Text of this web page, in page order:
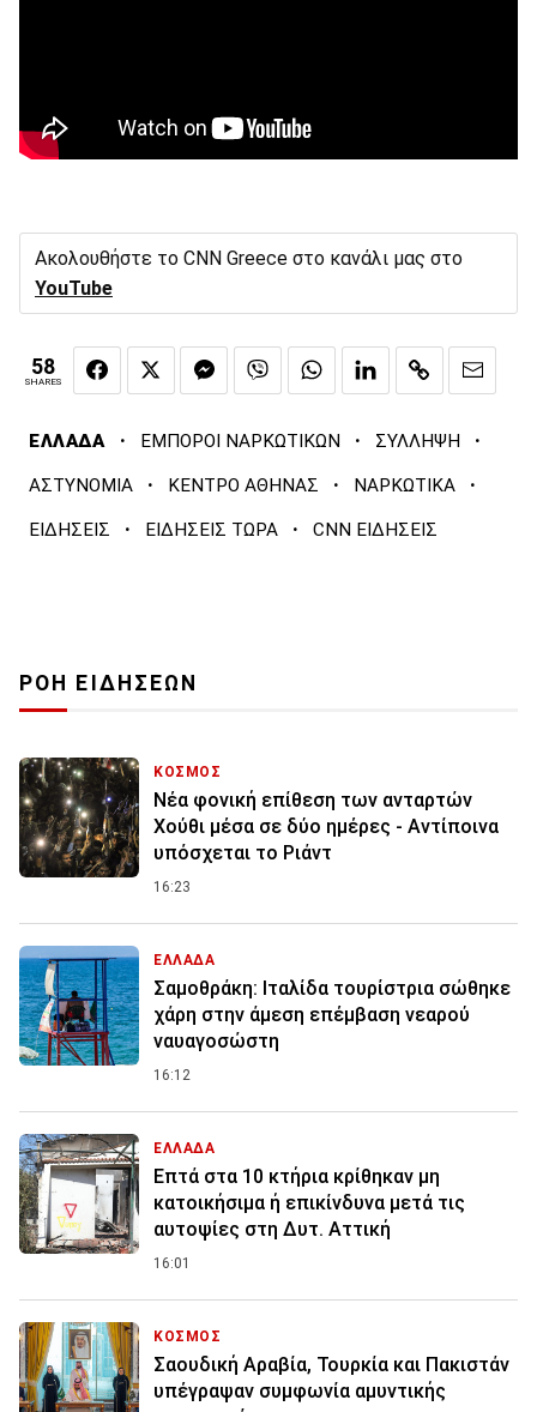
Ακολουθήστε το CNN Greece στο κανάλι μας στο
YouTube
58
SHARES
ΕΛΛΑΔΑ · ΕΜΠΟΡΟΙ ΝΑΡΚΩΤΙΚΩΝ · ΣΥΛΛΗΨΗ ·
ΑΣΤΥΝΟΜΙΑ · ΚΕΝΤΡΟ ΑΘΗΝΑΣ · ΝΑΡΚΩΤΙΚΑ ·
ΕΙΔΗΣΕΙΣ · ΕΙΔΗΣΕΙΣ ΤΩΡΑ · CNN ΕΙΔΗΣΕΙΣ
ΡΟΗ ΕΙΔΗΣΕΩΝ
ΚΟΣΜΟΣ
Νέα φονική επίθεση των ανταρτών
Χούθι μέσα σε δύο ημέρες - Αντίποινα
υπόσχεται το Ριάντ
16:23
ΕΛΛΑΔΑ
Σαμοθράκη: Ιταλίδα τουρίστρια σώθηκε
χάρη στην άμεση επέμβαση νεαρού
ναυαγοσώστη
16:12
ΕΛΛΑΔΑ
Επτά στα 10 κτήρια κρίθηκαν μη
κατοικήσιμα ή επικίνδυνα μετά τις
αυτοψίες στη Δυτ. Αττική
16:01
ΚΟΣΜΟΣ
Σαουδική Αραβία, Τουρκία και Πακιστάν
υπέγραψαν συμφωνία αμυντικής